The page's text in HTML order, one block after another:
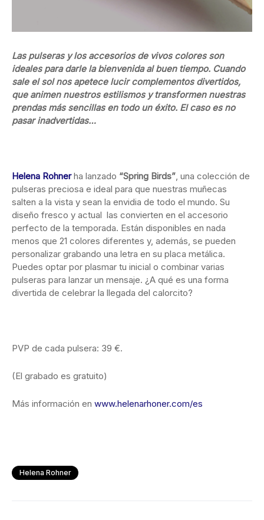
Las pulseras y los accesorios de vivos colores son
ideales para darle la bienvenida al buen tiempo. Cuando
sale el sol nos apetece lucir complementos divertidos,
que animen nuestros estilismos y transformen nuestras
prendas más sencillas en todo un éxito. El caso es no
pasar inadvertidas…
Helena Rohnerha lanzado “Spring Birds”, una colección de
pulseras preciosa e ideal para que nuestras muñecas
salten a la vista y sean la envidia de todo el mundo. Su
diseño fresco y actual las convierten en el accesorio
perfecto de la temporada. Están disponibles en nada
menos que 21 colores diferentes y, además, se pueden
personalizar grabando una letra en su placa metálica.
Puedes optar por plasmar tu inicial o combinar varias
pulseras para lanzar un mensaje. ¿A qué es una forma
divertida de celebrar la llegada del calorcito?
PVP de cada pulsera: 39 €.
(El grabado es gratuito)
Más información en www.helenarhoner.com/es
Helena Rohner